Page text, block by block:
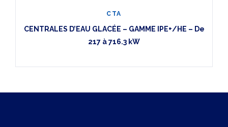
CTA
CENTRALES D’EAU GLACÉE – GAMME IPE+/HE – De
217 à 716.3 kW